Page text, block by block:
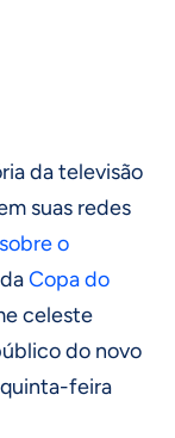
da televisão
suas redes
sobre o
Copa do
celeste
do novo
feira